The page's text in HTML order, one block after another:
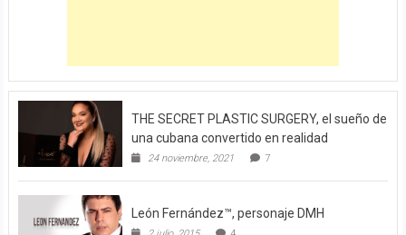
THE SECRET PLASTIC SURGERY, el sueño de
una cubana convertido en realidad
24 noviembre, 2021 7
León Fernández™, personaje DMH